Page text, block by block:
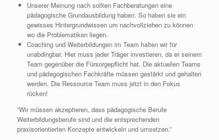
Unserer Meinung nach sollten Fachberatungen eine
pädagogische Grundausbildung haben. So haben sie ein
gewisses Hintergrundwissen um nachvollziehen zu können
wo die Problematiken liegen.
Coaching und Weiterbildungen im Team halten wir für
unabdingbar. Hier muss jeder Träger investieren, da er seinem
Team gegenüber die Fürsorgepflicht hat. Die aktuellen Teams
und pädagogischen Fachkräfte müssen gestärkt und gehalten
werden. Die Ressource Team muss jetzt in den Fokus
rücken!
“Wir müssen akzeptieren, dass pädagogische Berufe
Weiterbildungsberufe sind und die entsprechenden
praxisorientierten Konzepte entwickeln und umsetzen.”